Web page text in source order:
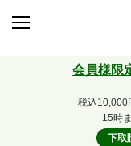
会員様限
税込10,000
15時
下取